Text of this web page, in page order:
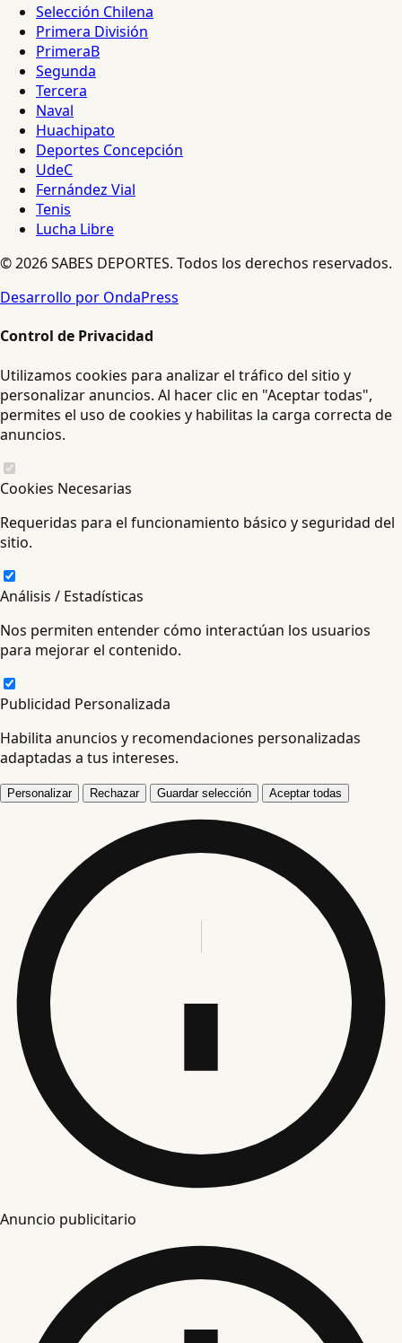
Selección Chilena
Primera División
PrimeraB
Segunda
Tercera
Naval
Huachipato
Deportes Concepción
UdeC
Fernández Vial
Tenis
Lucha Libre
© 2026 SABES DEPORTES. Todos los derechos reservados.
Desarrollo por OndaPress
Control de Privacidad
Utilizamos cookies para analizar el tráfico del sitio y
personalizar anuncios. Al hacer clic en "Aceptar todas",
permites el uso de cookies y habilitas la carga correcta de
anuncios.
Cookies Necesarias
Requeridas para el funcionamiento básico y seguridad del
sitio.
Análisis / Estadísticas
Nos permiten entender cómo interactúan los usuarios
para mejorar el contenido.
Publicidad Personalizada
Habilita anuncios y recomendaciones personalizadas
adaptadas a tus intereses.
Personalizar Rechazar Guardar selección Aceptar todas
Anuncio publicitario